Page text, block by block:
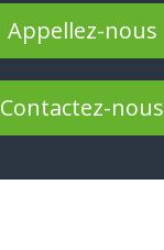
Appellez-nous
Contactez-nous